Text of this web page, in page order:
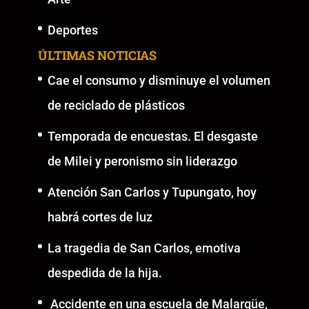
Deportes
ÚLTIMAS NOTICIAS
Cae el consumo y disminuye el volumen
de reciclado de plásticos
Temporada de encuestas. El desgaste
de Milei y peronismo sin liderazgo
Atención San Carlos y Tupungato, hoy
habrá cortes de luz
La tragedia de San Carlos, emotiva
despedida de la hija.
Accidente en una escuela de Malargüe,